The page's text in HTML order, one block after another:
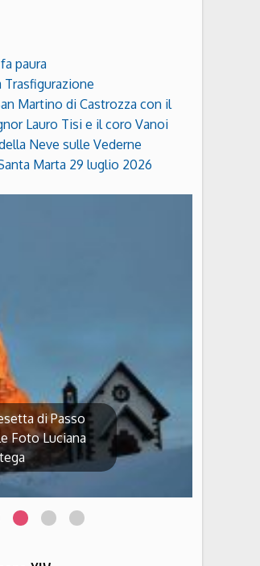
paura
Trasfigurazione
Martino di Castrozza con il
Lauro Tisi e il coro Vanoi
Neve sulle Vederne
Marta 29 luglio 2026
di Passo
Foto Luciana